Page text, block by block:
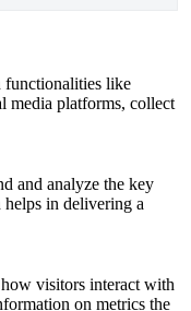
functionalities like
media platforms, collect
and analyze the key
in delivering a
visitors interact with
on metrics the